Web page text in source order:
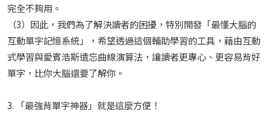
完全不夠用。
（3）因此，我們為了解決讀者的困擾，特別開發「最懂大腦的
互動單字記憶系統」，希望透過這個輔助學習的工具，藉由互動
式學習與愛賓浩斯遺忘曲線演算法，讓讀者更專心、更容易背好
單字，比你大腦還要了解你。
3. 「最強背單字神器」就是這麼方便！